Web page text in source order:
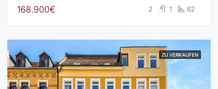
168.900€ 2 1 62
ZU VERKAUFEN